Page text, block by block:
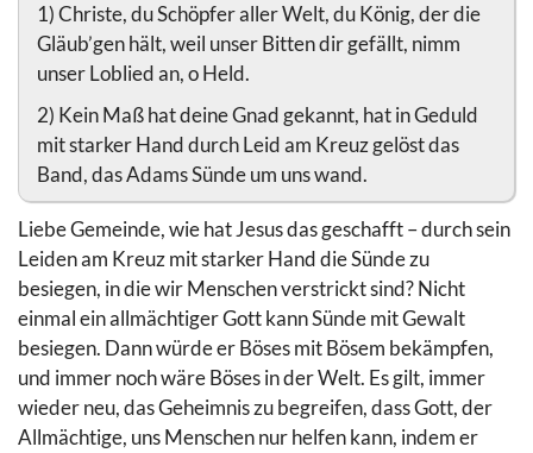
1) Christe, du Schöpfer aller Welt, du König, der die
Gläub’gen hält, weil unser Bitten dir gefällt, nimm
unser Loblied an, o Held.
2) Kein Maß hat deine Gnad gekannt, hat in Geduld
mit starker Hand durch Leid am Kreuz gelöst das
Band, das Adams Sünde um uns wand.
Liebe Gemeinde, wie hat Jesus das geschafft – durch sein
Leiden am Kreuz mit starker Hand die Sünde zu
besiegen, in die wir Menschen verstrickt sind? Nicht
einmal ein allmächtiger Gott kann Sünde mit Gewalt
besiegen. Dann würde er Böses mit Bösem bekämpfen,
und immer noch wäre Böses in der Welt. Es gilt, immer
wieder neu, das Geheimnis zu begreifen, dass Gott, der
Allmächtige, uns Menschen nur helfen kann, indem er